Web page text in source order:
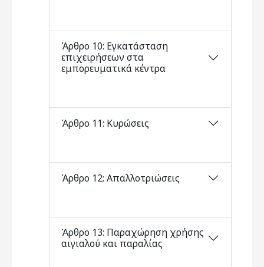
Άρθρο 10: Εγκατάσταση
επιχειρήσεων στα
εμπορευματικά κέντρα
Άρθρο 11: Κυρώσεις
Άρθρο 12: Απαλλοτριώσεις
Άρθρο 13: Παραχώρηση χρήσης
αιγιαλού και παραλίας